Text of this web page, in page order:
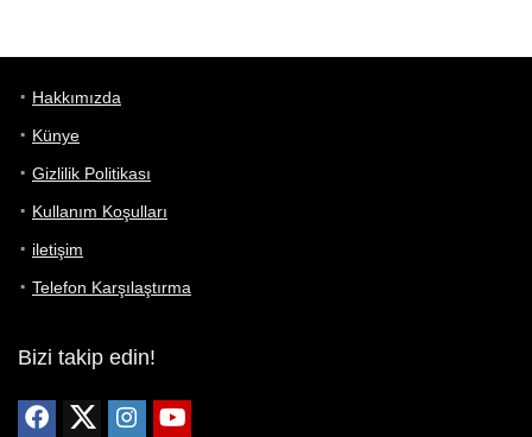
Hakkımızda
Künye
Gizlilik Politikası
Kullanım Koşulları
iletişim
Telefon Karşılaştırma
Bizi takip edin!